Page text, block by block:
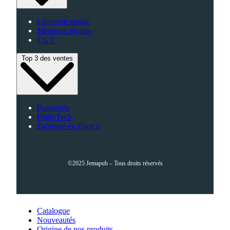
Catalogue
Nouveautés
Livraison rapide
Mentions légales
CGV
Top 3 des ventes
Bagagerie
High-Tech
Fabriqué en France
©2025 Jemapub – Tous droits réservés